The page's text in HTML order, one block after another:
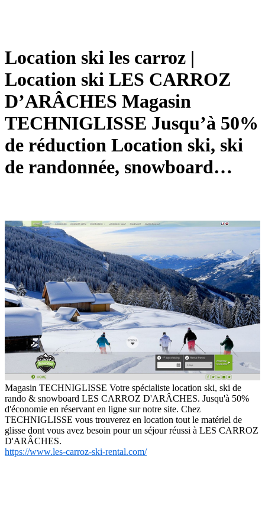
Location ski les carroz |
Location ski LES CARROZ
D’ARÂCHES Magasin
TECHNIG­LISSE Jusqu’à 50%
de réduction Location ski, ski
de randonnée, snowboard…
Magasin TECHNIGLISSE Votre spécialiste location ski, ski de
rando & snowboard LES CARROZ D'ARÂCHES. Jusqu'à 50%
d'économie en réservant en ligne sur notre site. Chez
TECHNIGLISSE vous trouverez en location tout le matériel de
glisse dont vous avez besoin pour un séjour réussi à LES CARROZ
D'ARÂCHES.
https://www.les-carroz-ski-rental.com/